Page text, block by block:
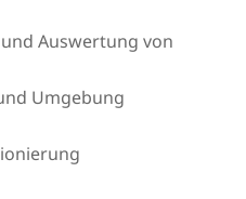
Auswertung von
Umgebung